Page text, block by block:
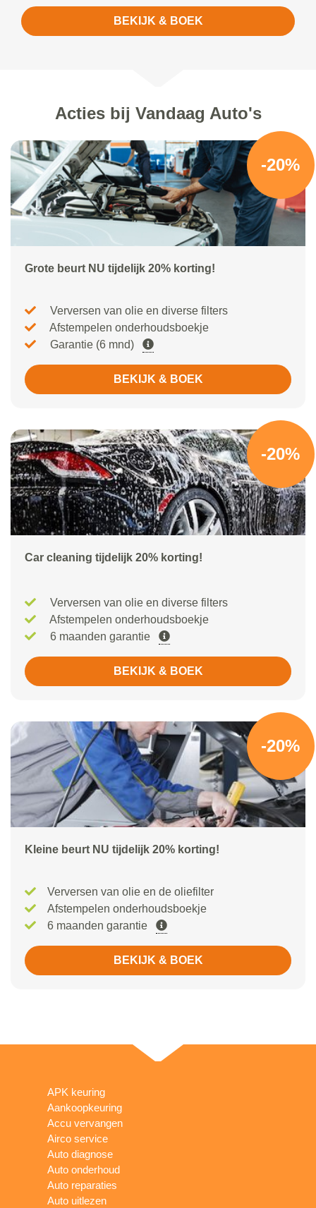
BEKIJK & BOEK
Acties bij Vandaag Auto's
-20%
Grote beurt NU tijdelijk 20% korting!
Verversen van olie en diverse filters
Afstempelen onderhoudsboekje
Garantie (6 mnd)
BEKIJK & BOEK
-20%
Car cleaning tijdelijk 20% korting!
Verversen van olie en diverse filters
Afstempelen onderhoudsboekje
6 maanden garantie
BEKIJK & BOEK
-20%
Kleine beurt NU tijdelijk 20% korting!
Verversen van olie en de oliefilter
Afstempelen onderhoudsboekje
6 maanden garantie
BEKIJK & BOEK
APK keuring
Aankoopkeuring
Accu vervangen
Airco service
Auto diagnose
Auto onderhoud
Auto reparaties
Auto uitlezen